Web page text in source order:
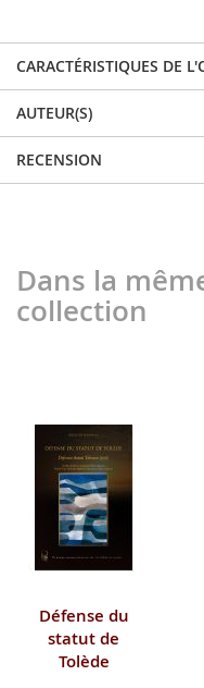
CARACTÉRISTIQUES DE
AUTEUR(S)
RECENSION
Dans la
collection
Défense du
statut de
Tolède